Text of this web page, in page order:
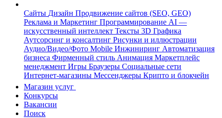
Сайты Дизайн Продвижение сайтов (SEO, GEO)
Реклама и Маркетинг Программирование AI —
искусственный интеллект Тексты 3D Графика
Аутсорсинг и консалтинг Рисунки и иллюстрации
Аудио/Видео/Фото Mobile Инжиниринг Автоматизация
бизнеса Фирменный стиль Анимация Маркетплейс
менеджмент Игры Браузеры Социальные сети
Интернет-магазины Мессенджеры Крипто и блокчейн
Магазин услуг
Конкурсы
Вакансии
Поиск